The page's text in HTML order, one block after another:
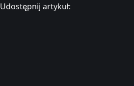
Udostępnij artykuł: